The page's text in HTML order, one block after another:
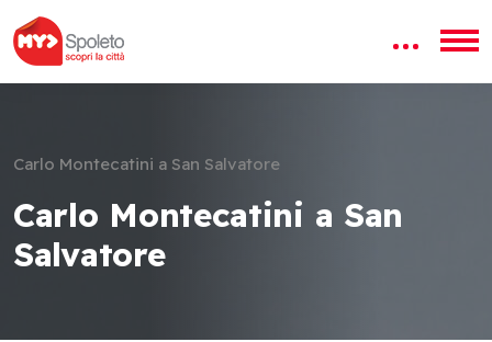
Carlo Montecatini a San Salvatore
Carlo Montecatini a San
Salvatore